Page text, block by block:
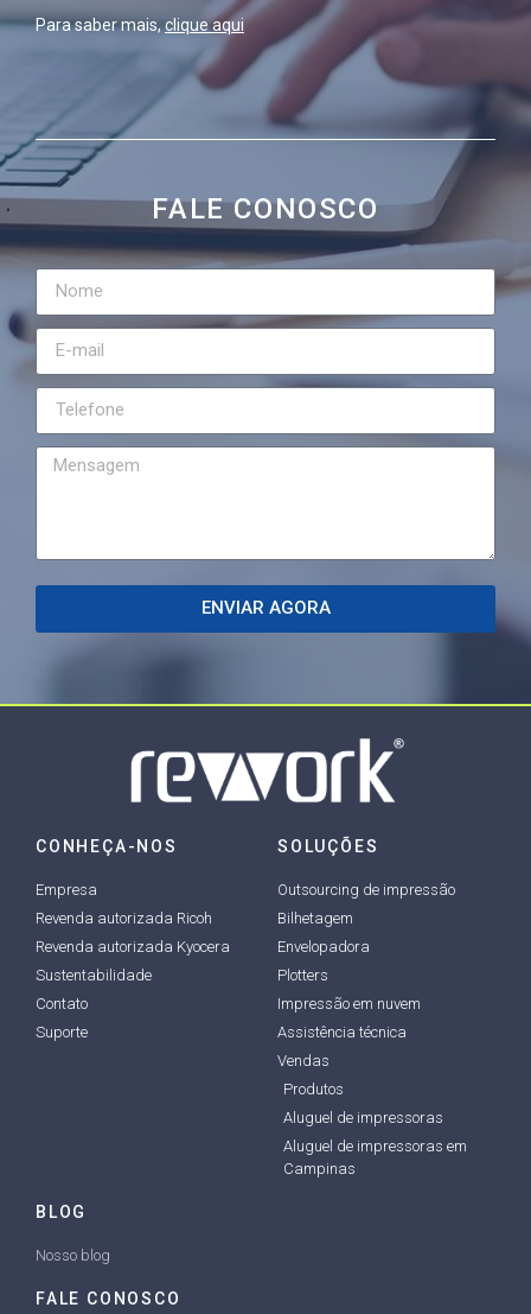
Para saber mais, clique aqui
FALE CONOSCO
ENVIAR AGORA
CONHEÇA-NOS
Empresa
Revenda autorizada Ricoh
Revenda autorizada Kyocera
Sustentabilidade
Contato
Suporte
SOLUÇÕES
Outsourcing de impressão
Bilhetagem
Envelopadora
Plotters
Impressão em nuvem
Assistência técnica
Vendas
Produtos
Aluguel de impressoras
Aluguel de impressoras em
Campinas
BLOG
Nosso blog
FALE CONOSCO